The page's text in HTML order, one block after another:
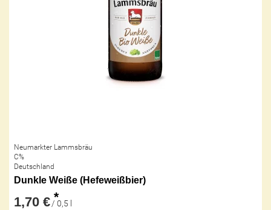
Neumarkter Lammsbräu
C%
Deutschland
Dunkle Weiße (Hefeweißbier)
1,70 € *
/ 0,5 l